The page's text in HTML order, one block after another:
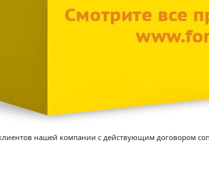
нашей компании с действующим договором